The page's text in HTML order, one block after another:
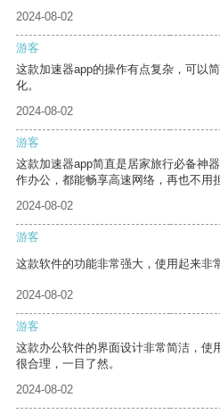
2024-08-02
游客
这款加速器app的操作有点复杂，可以
化。
2024-08-02
游客
这款加速器app简直是居家旅行必备神
作办公，都能畅享高速网络，再也不用
2024-08-02
游客
这款软件的功能非常强大，使用起来非
2024-08-02
游客
这款办公软件的界面设计非常简洁，使
很合理，一目了然。
2024-08-02